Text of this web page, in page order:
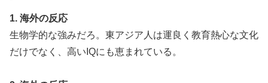
1. 海外の反応
生物学的な強みだろ。東アジア人は運良く教育熱心な文化
だけでなく、高いIQにも恵まれている。